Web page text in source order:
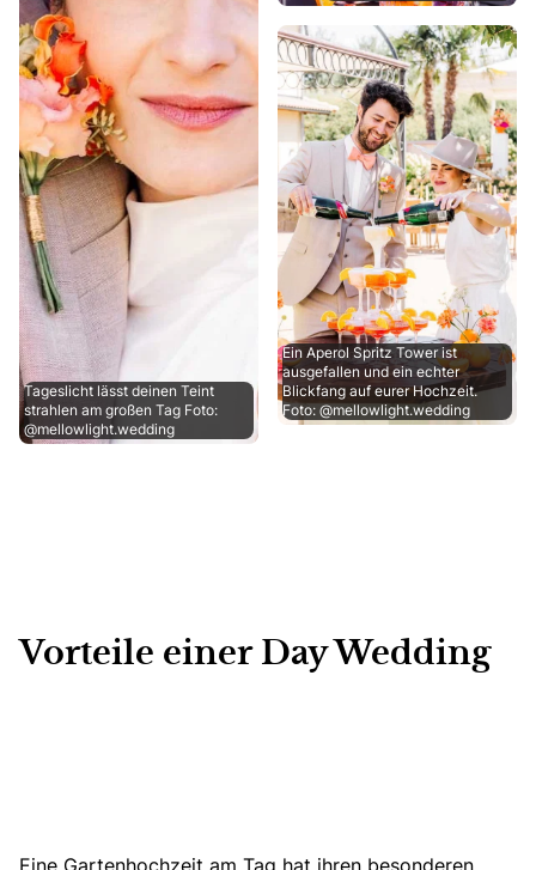
Tageslicht lässt deinen Teint
strahlen am großen Tag Foto:
@mellowlight.wedding
Ein Aperol Spritz Tower ist
ausgefallen und ein echter
Blickfang auf eurer Hochzeit.
Foto: @mellowlight.wedding
Vorteile einer Day Wedding